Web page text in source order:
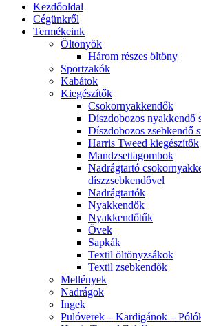
Kezdőoldal
Cégünkről
Termékeink
Öltönyök
Három részes öltöny
Sportzakók
Kabátok
Kiegészítők
Csokornyakkendők
Díszdobozos nyakkendő
Díszdobozos zsebkendő
Harris Tweed kiegészítők
Mandzsettagombok
Nadrágtartó
díszzsebkendővel
Nadrágtartók
Nyakkendők
Nyakkendőtűk
Övek
Sapkák
Textil öltönyzsákok
Textil zsebkendők
Mellények
Nadrágok
Ingek
Pulóverek – Kardigánok –